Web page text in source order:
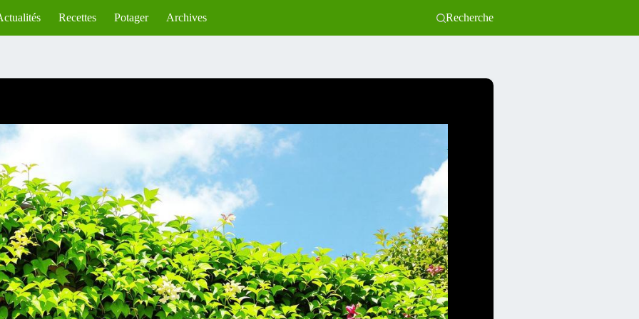
Recettes Potager Archives Recherche